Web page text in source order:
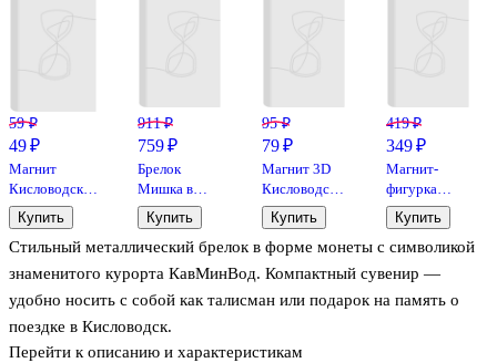
Стильный металлический брелок в форме монеты с символикой
знаменитого курорта КавМинВод. Компактный сувенир —
удобно носить с собой как талисман или подарок на память о
поездке в Кисловодск.
Перейти к описанию и характеристикам
59 ₽
49 ₽
Магнит
Кисловодск
Коллаж-4
(металл)
Купить
911 ₽
759 ₽
Брелок
Мишка в
панаме
коричневый
(текстиль)
(12см) (12-
F44)
Купить
95 ₽
79 ₽
Магнит 3D
Кисловодск
Эльбрус
(винил)
Купить
419 ₽
349 ₽
Магнит-
фигурка
рельефный
Кисловодск
Орёл
(металл)
(027-3BR-
Купить